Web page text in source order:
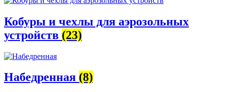
Кобуры и чехлы для аэрозольных
устройств (23)
Набедренная (8)